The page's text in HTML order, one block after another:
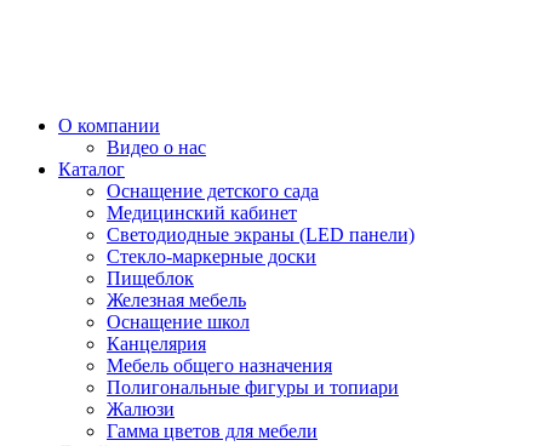
О компании
Видео о нас
Каталог
Оснащение детского сада
Медицинский кабинет
Светодиодные экраны (LED панели)
Стекло-маркерные доски
Пищеблок
Железная мебель
Оснащение школ
Канцелярия
Мебель общего назначения
Полигональные фигуры и топиари
Жалюзи
Гамма цветов для мебели